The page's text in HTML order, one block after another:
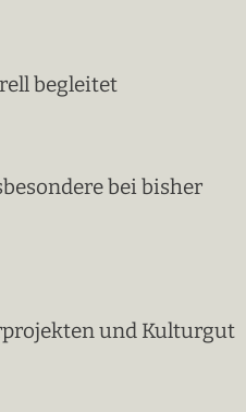
begleitet
bei bisher
und Kulturgut